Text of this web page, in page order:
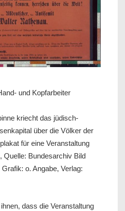
und Kopfarbeiter
kriecht das jüdisch-
über die Völker der
für eine Veranstaltung
Quelle: Bundesarchiv Bild
o. Angabe, Verlag:
dass die Veranstaltung